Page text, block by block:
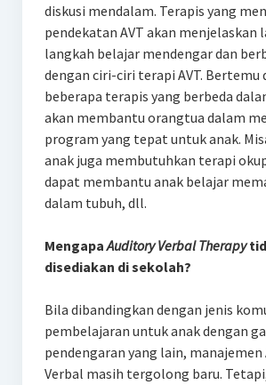
diskusi mendalam. Terapis yang
pendekatan AVT akan menjelaskan
langkah belajar mendengar dan
dengan ciri-ciri terapi AVT. Bertemu
beberapa terapis yang berbeda
akan membantu orangtua dalam
program yang tepat untuk anak.
anak juga membutuhkan terapi
dapat membantu anak belajar
dalam tubuh, dll.
MengapaAuditory Verbal Therapy
disediakan di sekolah?
Bila dibandingkan dengan jenis
pembelajaran untuk anak dengan
pendengaran yang lain,
Verbal masih tergolong baru.